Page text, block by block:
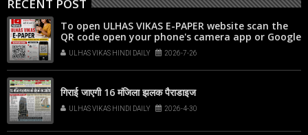
RECENT POST
To open ULHAS VIKAS E-PAPER website scan the
QR code open your phone's camera app or Google
Lens, point it at the code, and tap the web link
popup that appears on your screen
ULHAS VIKAS HINDI DAILY 2026-7-26
गिराई जाएगी 16 मंजिला झलक पैराडाइज
ULHAS VIKAS HINDI DAILY 2026-4-30